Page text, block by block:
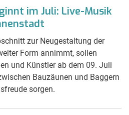
im Juli: Live-Musik
zur Neugestaltung der
Form annimmt, sollen
und Künstler ab dem 09. Juli
Bauzäunen und Baggern
sorgen.